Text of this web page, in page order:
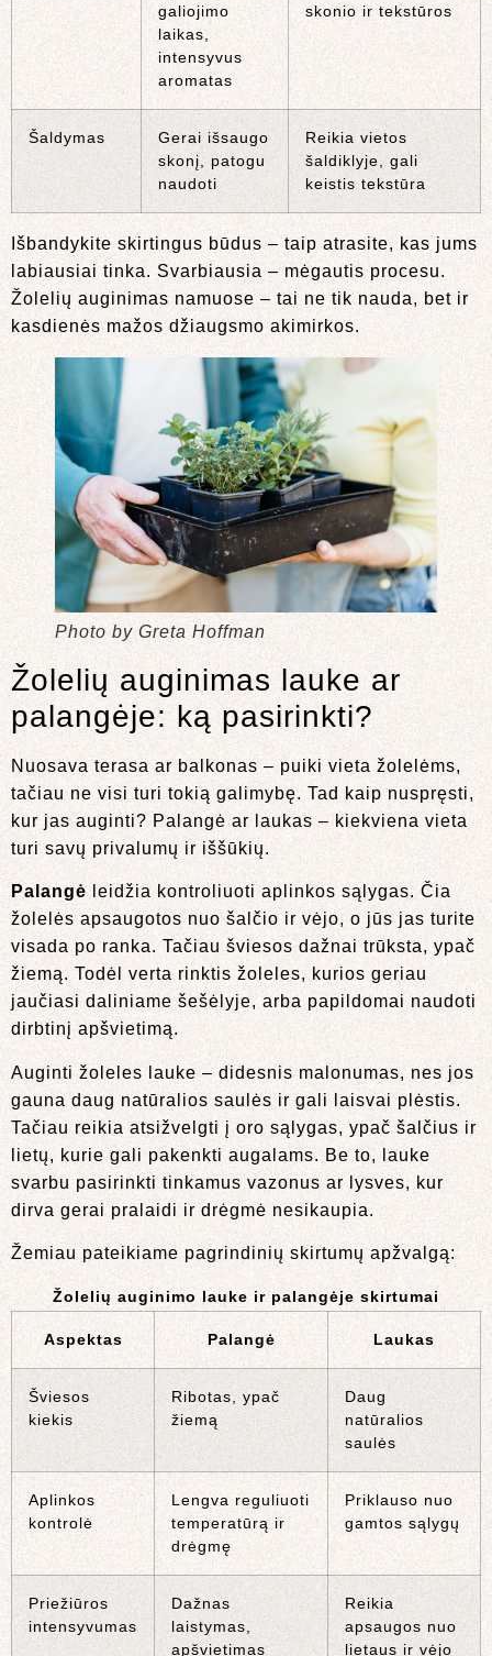
galiojimo
laikas,
intensyvus
aromatas
skonio ir tekstūros
Šaldymas
Gerai išsaugo
skonį, patogu
naudoti
Reikia vietos
šaldiklyje, gali
keistis tekstūra
Išbandykite skirtingus būdus – taip atrasite, kas jums
labiausiai tinka. Svarbiausia – mėgautis procesu.
Žolelių auginimas namuose – tai ne tik nauda, bet ir
kasdienės mažos džiaugsmo akimirkos.
Photo by Greta Hoffman
Žolelių auginimas lauke ar
palangėje: ką pasirinkti?
Nuosava terasa ar balkonas – puiki vieta žolelėms,
tačiau ne visi turi tokią galimybę. Tad kaip nuspręsti,
kur jas auginti? Palangė ar laukas – kiekviena vieta
turi savų privalumų ir iššūkių.
Palangė leidžia kontroliuoti aplinkos sąlygas. Čia
žolelės apsaugotos nuo šalčio ir vėjo, o jūs jas turite
visada po ranka. Tačiau šviesos dažnai trūksta, ypač
žiemą. Todėl verta rinktis žoleles, kurios geriau
jaučiasi daliniame šešėlyje, arba papildomai naudoti
dirbtinį apšvietimą.
Auginti žoleles lauke – didesnis malonumas, nes jos
gauna daug natūralios saulės ir gali laisvai plėstis.
Tačiau reikia atsižvelgti į oro sąlygas, ypač šalčius ir
lietų, kurie gali pakenkti augalams. Be to, lauke
svarbu pasirinkti tinkamus vazonus ar lysves, kur
dirva gerai pralaidi ir drėgmė nesikaupia.
Žemiau pateikiame pagrindinių skirtumų apžvalgą:
Žolelių auginimo lauke ir palangėje skirtumai
Aspektas Palangė Laukas
Šviesos
kiekis
Ribotas, ypač
žiemą
Daug
natūralios
saulės
Aplinkos
kontrolė
Lengva reguliuoti
temperatūrą ir
drėgmę
Priklauso nuo
gamtos sąlygų
Priežiūros
intensyvumas
Dažnas
laistymas,
apšvietimas
Reikia
apsaugos nuo
lietaus ir vėjo